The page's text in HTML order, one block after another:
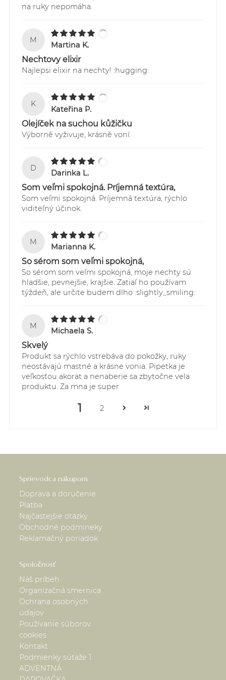
Sledovanie Vašich zásielok je možné
https://online.gls-slovakia.sk/index.php
na ruky nepomáha.
M
Martina K.
Nechtovy elixir
Najlepsi elixir na nechty! :hugging:
K
Kateřina P.
Olejíček na suchou kůžičku
Výborně vyživuje, krásně voní.
D
Darinka L.
Som veľmi spokojná. Príjemná textúra,
Som veľmi spokojná. Príjemná textúra, rýchlo
viditeľný účinok.
M
Marianna K.
So sérom som veľmi spokojná,
So sérom som veľmi spokojná, moje nechty sú
hladšie, pevnejšie, krajšie. Zatiaľ ho používam
týždeň, ale určite budem dlho :slightly_smiling:
M
Michaela S.
Skvelý
Produkt sa rýchlo vstrebáva do pokožky, ruky
neostávajú mastné a krásne vonia. Pipetka je
veľkosťou akorat a nenaberie sa zbytočne vela
produktu. Za mna je super
1 2
Sprievodca nákupom
Doprava a doručenie
Platba
Najčastejšie otázky
Obchodné podmineky
Reklamačný poriadok
Spoločnosť
Náš príbeh
Organizačná smernica
Ochrana osobných
údajov
Používanie súborov
cookies
Kontakt
Podmienky súťaže 1.
ADVENTNÁ